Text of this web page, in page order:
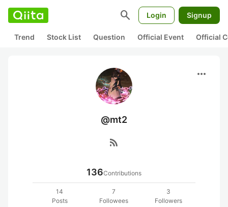
search Login Signup
Trend Stock List Question Official Event Official
more_horiz
@mt2
rss_feed
136Contributions
14
Posts
7
Followees
3
Followers